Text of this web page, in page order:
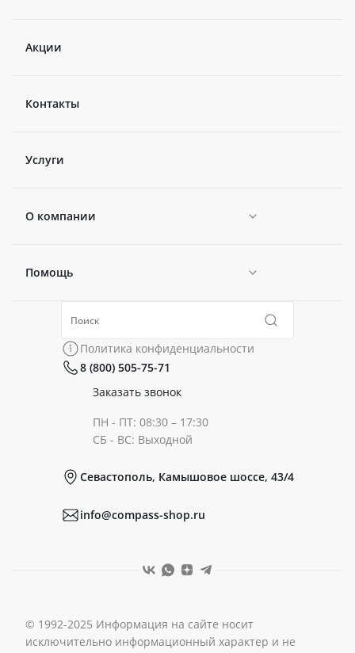
Акции
Контакты
Услуги
О компании
Новости
Политика конфиденциальности
Помощь
Коллекции
Политика конфиденциальности
8 (800) 505-75-71
Заказать звонок
ПН - ПТ: 08:30 – 17:30
СБ - ВС: Выходной
Севастополь, Камышовое шоссе, 43/4
info@compass-shop.ru
© 1992-2025 Информация на сайте носит
исключительно информационный характер и не